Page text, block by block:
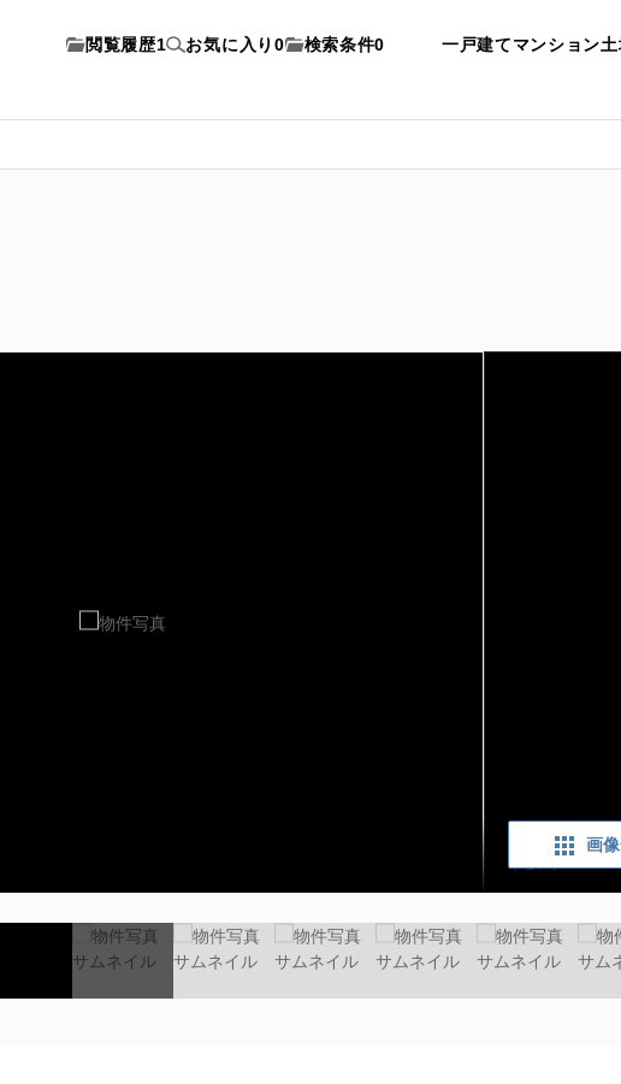
一戸建てマンション
閲覧履歴1 お気に入り 0 検索条件0
画
リビング：